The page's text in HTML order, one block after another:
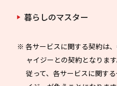
暮らしのマスター
※ 各サービスに関する契約は
ャイジーとの契約となります
従って、各サービスに関す